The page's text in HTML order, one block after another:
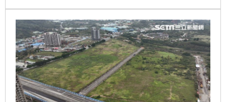
賽車主題旅店住宿一晚(兩大兩小)，先搶先贏。另外，
兒童節連假，探索世界12歲以下票價只要199元優惠